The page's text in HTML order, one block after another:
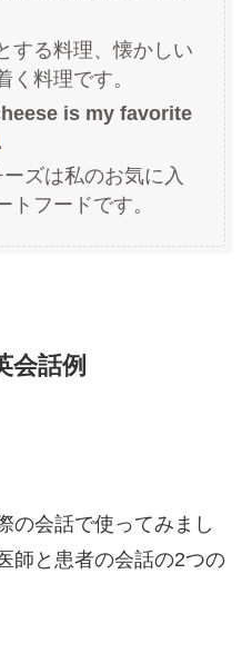
する料理、懐かしい
く料理です。
is my favorite
ズは私のお気に入
トフードです。
会話例
の会話で使ってみまし
師と患者の会話の2つの